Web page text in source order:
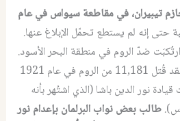
تيبيران، في مقاطعة سيواس في عام
حتى إنه لم يستطع تحمّل الإبلاغ عنها.
ضدّ الروم في منطقة البحر الأسود.
ووفقاً للإحصاءات الرسمية فقد قُتل 11,181 من الروم في عام 1921
نور الدين باشا (الذي اشتُهر بأنه
طالب بعض نواب البرلمان بإعدام نور